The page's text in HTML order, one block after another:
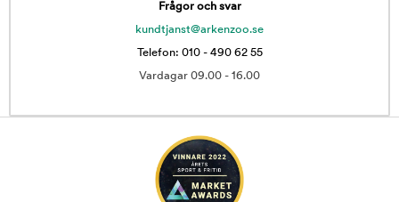
Frågor och svar
kundtjanst@arkenzoo.se
Telefon: 010 - 490 62 55
Vardagar 09.00 - 16.00